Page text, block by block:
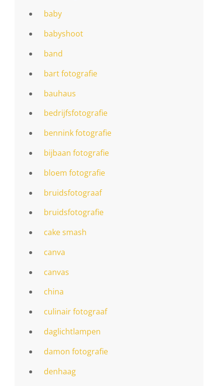
baby
babyshoot
band
bart fotografie
bauhaus
bedrijfsfotografie
bennink fotografie
bijbaan fotografie
bloem fotografie
bruidsfotograaf
bruidsfotografie
cake smash
canva
canvas
china
culinair fotograaf
daglichtlampen
damon fotografie
denhaag